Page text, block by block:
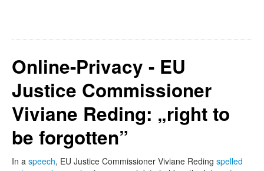
Online-Privacy - EU
Justice Commissioner
Viviane Reding: „right to
be forgotten”
In a speech, EU Justice Commissioner Viviane Reding spelled